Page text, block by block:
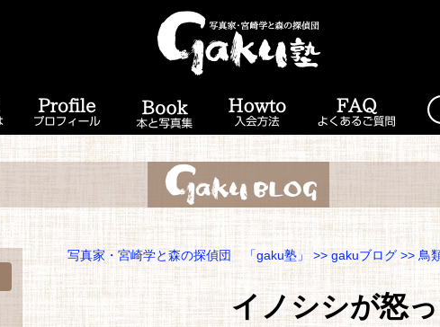
写真家・宮崎学と森の探偵団 「gaku塾」 >> gakuブログ >> 鳥
イノシシが怒